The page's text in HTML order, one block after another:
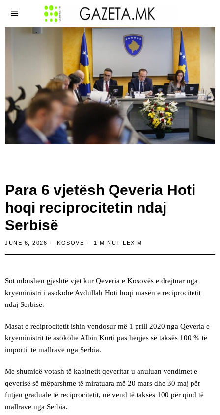
​Para 6 vjetësh Qeveria Hoti
hoqi reciprocitetin ndaj
Serbisë
JUNE 6, 2026 KOSOVË 1 MINUT LEXIM
Sot mbushen gjashtë vjet kur Qeveria e Kosovës e drejtuar nga
kryeministri i asokohe Avdullah Hoti hoqi masën e reciprocitetit
ndaj Serbisë.
Masat e reciprocitetit ishin vendosur më 1 prill 2020 nga Qeveria e
kryeministrit të asokohe Albin Kurti pas heqjes së taksës 100 % të
importit të mallrave nga Serbia.
Me shumicë votash të kabinetit qeveritar u anuluan vendimet e
qeverisë së mëparshme të miratuara më 20 mars dhe 30 maj për
futjen graduale të reciprocitetit, në vend të taksës 100 për qind të
mallrave nga Serbia.